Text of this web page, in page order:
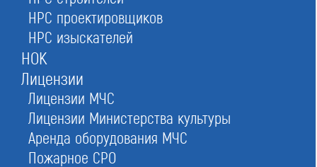
НРС проектировщиков
НРС изыскателей
НОК
Лицензии
Лицензии МЧС
Лицензии Министерства культуры
Аренда оборудования МЧС
Пожарное СРО
Оставьте заявку прямо сейчас
Заказать консультацию
При отправке данной формы вы соглашаетесь сполитикой о предоставлении
персональных данных.